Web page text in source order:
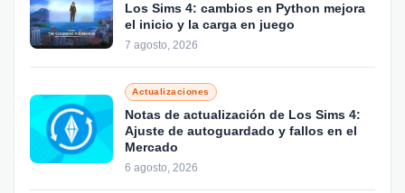
Los Sims 4: cambios en Python mejora
el inicio y la carga en juego
7 agosto, 2026
Actualizaciones
Notas de actualización de Los Sims 4:
Ajuste de autoguardado y fallos en el
Mercado
6 agosto, 2026